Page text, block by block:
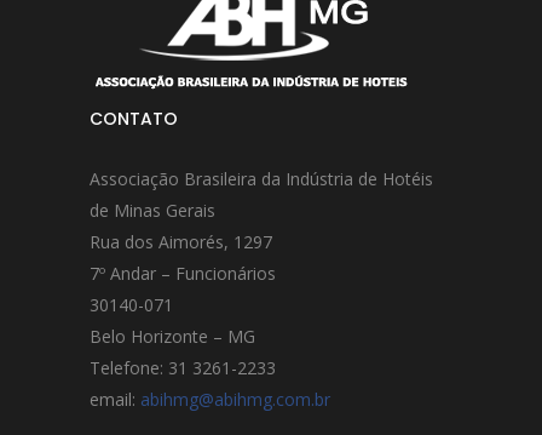
CONTATO
Associação Brasileira da Indústria de Hotéis
de Minas Gerais
Rua dos Aimorés, 1297
7º Andar – Funcionários
30140-071
Belo Horizonte – MG
Telefone: 31 3261-2233
email: abihmg@abihmg.com.br